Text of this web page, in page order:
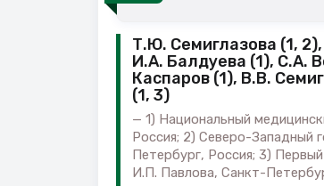
Т.Ю. Семиглазова (1,
И.А. Балдуева (1), С.А.
Каспаров (1), В.В.
(1, 3)
1) Национальный
Россия; 2) Северо-Западный
Петербург, Россия; 3)
И.П. Павлова, Санкт-